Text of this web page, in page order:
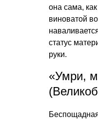
она сама,
виноватой
статус
руки.
«Умри,